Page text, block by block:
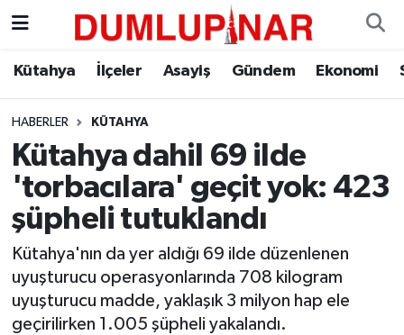
Kütahya İlçeler Asayiş Gündem Ekonomi
HABERLER KÜTAHYA
Kütahya dahil 69 ilde
'torbacılara' geçit yok: 423
şüpheli tutuklandı
Kütahya'nın da yer aldığı 69 ilde düzenlenen
uyuşturucu operasyonlarında 708 kilogram
uyuşturucu madde, yaklaşık 3 milyon hap ele
geçirilirken 1.005 şüpheli yakalandı.
Asayiş
Diğer
Dünya
Eğitim
Ekonomi
Eleman
Kütahya Hava Durumu
Kütahya Trafik Yoğunluk Haritası
Süper Lig Puan Durumu ve Fikstür
Tüm Manşetler
Son Dakika Haberleri
Haber Arşivi